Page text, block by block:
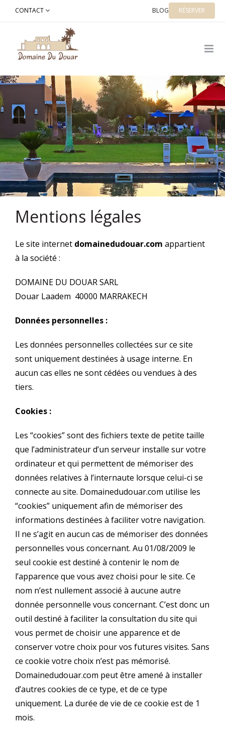
CONTACT BLOG RÉSERVER
Mentions légales
Le site internet domainedudouar.com appartient
à la société :
DOMAINE DU DOUAR SARL
Douar Laadem 40000 MARRAKECH
Données personnelles :
Les données personnelles collectées sur ce site
sont uniquement destinées à usage interne. En
aucun cas elles ne sont cédées ou vendues à des
tiers.
Cookies :
Les “cookies” sont des fichiers texte de petite taille
que l’administrateur d’un serveur installe sur votre
ordinateur et qui permettent de mémoriser des
données relatives à l’internaute lorsque celui-ci se
connecte au site. Domainedudouar.com utilise les
“cookies” uniquement afin de mémoriser des
informations destinées à faciliter votre navigation.
Il ne s’agit en aucun cas de mémoriser des données
personnelles vous concernant. Au 01/08/2009 le
seul cookie est destiné à contenir le nom de
l’apparence que vous avez choisi pour le site. Ce
nom n’est nullement associé à aucune autre
donnée personnelle vous concernant. C’est donc un
outil destiné à faciliter la consultation du site qui
vous permet de choisir une apparence et de
conserver votre choix pour vos futures visites. Sans
ce cookie votre choix n’est pas mémorisé.
Domainedudouar.com peut être amené à installer
d’autres cookies de ce type, et de ce type
uniquement. La durée de vie de ce cookie est de 1
mois.